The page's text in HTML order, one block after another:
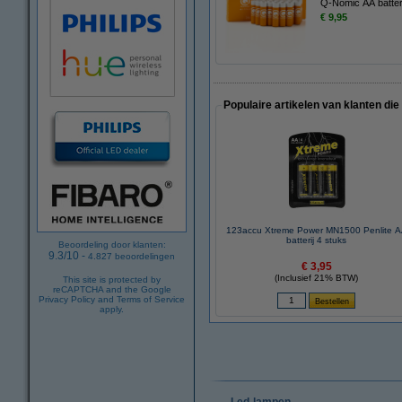
Beoordeling door klanten:
9.3/10 - 4.827 beoordelingen
This site is protected by
reCAPTCHA and the Google
Privacy Policy and Terms of Service
apply.
Q-Nomic AA
€ 9,95
Populaire artikelen van klanten
123accu Xtreme Power MN1500 Penlite
batterij 4 stuks
€ 3,95
(Inclusief 21% BTW)